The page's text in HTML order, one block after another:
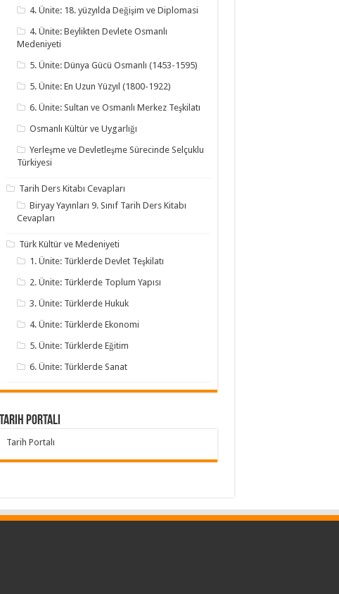
4. Ünite: 18. yüzyılda Değişim ve Diplomasi
4. Ünite: Beylikten Devlete Osmanlı
Medeniyeti
5. Ünite: Dünya Gücü Osmanlı (1453-1595)
5. Ünite: En Uzun Yüzyıl (1800-1922)
6. Ünite: Sultan ve Osmanlı Merkez Teşkilatı
Osmanlı Kültür ve Uygarlığı
Yerleşme ve Devletleşme Sürecinde Selçuklu
Türkiyesi
Tarih Ders Kitabı Cevapları
Biryay Yayınları 9. Sınıf Tarih Ders Kitabı
Cevapları
Türk Kültür ve Medeniyeti
1. Ünite: Türklerde Devlet Teşkilatı
2. Ünite: Türklerde Toplum Yapısı
3. Ünite: Türklerde Hukuk
4. Ünite: Türklerde Ekonomi
5. Ünite: Türklerde Eğitim
6. Ünite: Türklerde Sanat
Tarih Portalı
Tarih Portalı